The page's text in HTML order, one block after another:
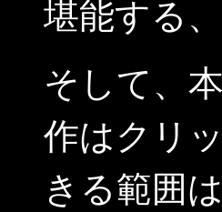
堪能する
そして、
作はクリ
きる範囲